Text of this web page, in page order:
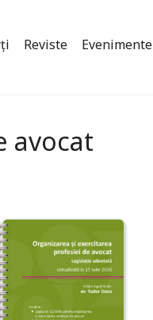
Reviste Evenimente
avocat